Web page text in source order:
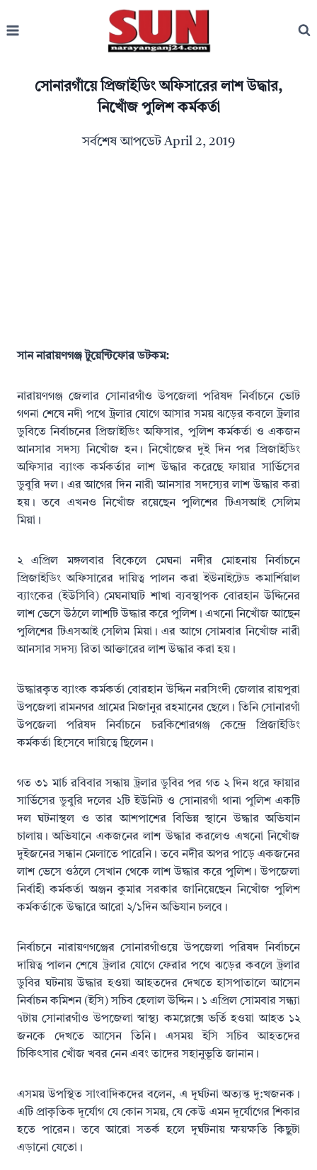
to
সোনারগাঁয়ে প্রিজাইডিং অফিসারের লাশ উদ্ধার,
নিখোঁজ পুলিশ কর্মকর্তা
সর্বশেষ আপডেটApril 2, 2019
সান নারায়ণগঞ্জ টুয়েন্টিফোর ডটকম:
নারায়ণগঞ্জ জেলার সোনারগাঁও উপজেলা পরিষদ নির্বাচনে ভোট
গণনা শেষে নদী পথে ট্রলার যোগে আসার সময় ঝড়ের কবলে ট্রলার
ডুবিতে নির্বাচনের প্রিজাইডিং অফিসার, পুলিশ কর্মকর্তা ও একজন
আনসার সদস্য নিখোঁজ হন। নিখোঁজের দুই দিন পর প্রিজাইডিং
অফিসার ব্যাংক কর্মকর্তার লাশ উদ্ধার করেছে ফায়ার সার্ভিসের
ডুবুরি দল। এর আগের দিন নারী আনসার সদস্যের লাশ উদ্ধার করা
হয়। তবে এখনও নিখোঁজ রয়েছেন পুলিশের টিএসআই সেলিম
মিয়া।
২ এপ্রিল মঙ্গলবার বিকেলে মেঘনা নদীর মোহনায় নির্বাচনে
প্রিজাইডিং অফিসারের দায়িত্ব পালন করা ইউনাইটেড কমার্শিয়াল
ব্যাংকের (ইউসিবি) মেঘনাঘাট শাখা ব্যবস্থাপক বোরহান উদ্দিনের
লাশ ভেসে উঠলে লাশটি উদ্ধার করে পুলিশ। এখনো নিখোঁজ আছেন
পুলিশের টিএসআই সেলিম মিয়া। এর আগে সোমবার নিখোঁজ নারী
আনসার সদস্য রিতা আক্তারের লাশ উদ্ধার করা হয়।
উদ্ধারকৃত ব্যাংক কর্মকর্তা বোরহান উদ্দিন নরসিংদী জেলার রায়পুরা
উপজেলা রামনগর গ্রামের মিজানুর রহমানের ছেলে। তিনি সোনারগাঁ
উপজেলা পরিষদ নির্বাচনে চরকিশোরগঞ্জ কেন্দ্রে প্রিজাইডিং
কর্মকর্তা হিসেবে দায়িত্বে ছিলেন।
গত ৩১ মার্চ রবিবার সন্ধায় ট্রলার ডুবির পর গত ২ দিন ধরে ফায়ার
সার্ভিসের ডুবুরি দলের ২টি ইউনিট ও সোনারগাঁ থানা পুলিশ একটি
দল ঘটনাস্থল ও তার আশপাশের বিভিন্ন স্থানে উদ্ধার অভিযান
চালায়। অভিযানে একজনের লাশ উদ্ধার করলেও এখনো নিখোঁজ
দুইজনের সন্ধান মেলাতে পারেনি। তবে নদীর অপর পাড়ে একজনের
লাশ ভেসে ওঠলে সেখান থেকে লাশ উদ্ধার করে পুলিশ। উপজেলা
নির্বাহী কর্মকর্তা অঞ্জন কুমার সরকার জানিয়েছেন নিখোঁজ পুলিশ
কর্মকর্তাকে উদ্ধারে আরো ২/১দিন অভিযান চলবে।
নির্বাচনে নারায়ণগঞ্জের সোনারগাঁওয়ে উপজেলা পরিষদ নির্বাচনে
দায়িত্ব পালন শেষে ট্রলার যোগে ফেরার পথে ঝড়ের কবলে ট্রলার
ডুবির ঘটনায় উদ্ধার হওয়া আহতদের দেখতে হাসপাতালে আসেন
নির্বাচন কমিশন (ইসি) সচিব হেলাল উদ্দিন। ১ এপ্রিল সোমবার সন্ধ্যা
৭টায় সোনারগাঁও উপজেলা স্বাস্থ্য কমপ্লেক্সে ভর্তি হওয়া আহত ১২
জনকে দেখতে আসেন তিনি। এসময় ইসি সচিব আহতদের
চিকিৎসার খোঁজ খবর নেন এবং তাদের সহানুভূতি জানান।
এসময় উপস্থিত সাংবাদিকদের বলেন, এ দূর্ঘটনা অত্যন্ত দু:খজনক।
এটি প্রাকৃতিক দূর্যোগ যে কোন সময়, যে কেউ এমন দূর্যোগের শিকার
হতে পারেন। তবে আরো সতর্ক হলে দূর্ঘটনায় ক্ষয়ক্ষতি কিছুটা
এড়ানো যেতো।